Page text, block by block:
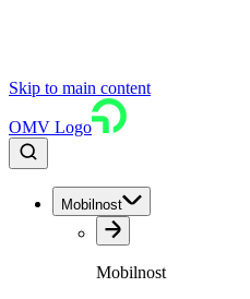
Skip to main content
OMV Logo
Mobilnost
Mobilnost